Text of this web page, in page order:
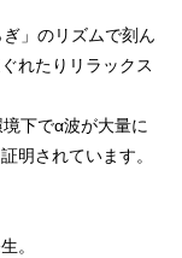
」のリズムで刻ん
れたりリラックス
下でα波が大量に
明されています。
。